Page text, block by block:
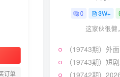
订单
3
程
全
4
技
快
0 3W+
这家伙很懒
（19743期）外面卖188的抖音AI伪记录片赛道掘金
（19743期）短剧发行人计划全流程实操教
（19742期）2026淘宝从零到爆2.0第85期；